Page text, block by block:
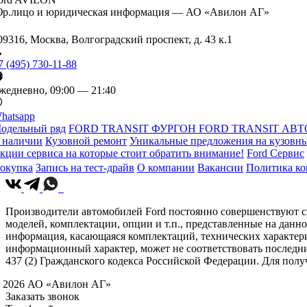
и юридическая информация — АО «Авилон АГ»
Москва, Волгоградский проспект, д. 43 к.1
(495) 730-11-88
09:00 — 21:40
ряд FORD TRANSIT ФУРГОН FORD TRANSIT
Кузовной ремонт Уникальные предложения на
сервиса на которые стоит обратить внимание! Ford Сервис
Запись на тест-драйв О компании Вакансии Политика
Производители автомобилей Ford постоянно
моделей, комплектации, опции и т.п., представленные на
информация, касающаяся комплектаций, технических
информационный характер, может не соответствовать
437 (2) Гражданского кодекса Российской Федерации. Для
АО «Авилон АГ»
Заказать звонок